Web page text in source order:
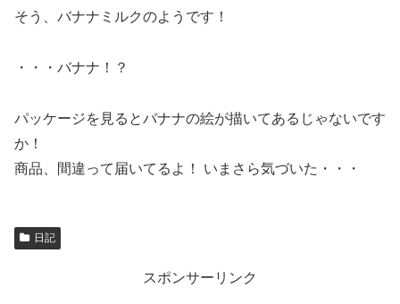
そう、バナナミルクのようです！
・・・バナナ！？
パッケージを見るとバナナの絵が描いてあるじゃないです
か！
商品、間違って届いてるよ！ いまさら気づいた・・・
日記
スポンサーリンク